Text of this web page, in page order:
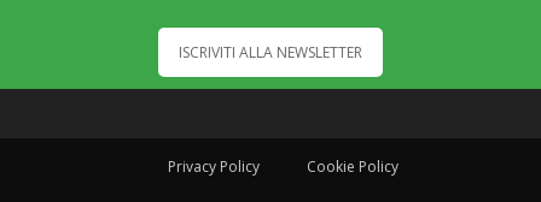
ISCRIVITI ALLA NEWSLETTER
Privacy Policy Cookie Policy